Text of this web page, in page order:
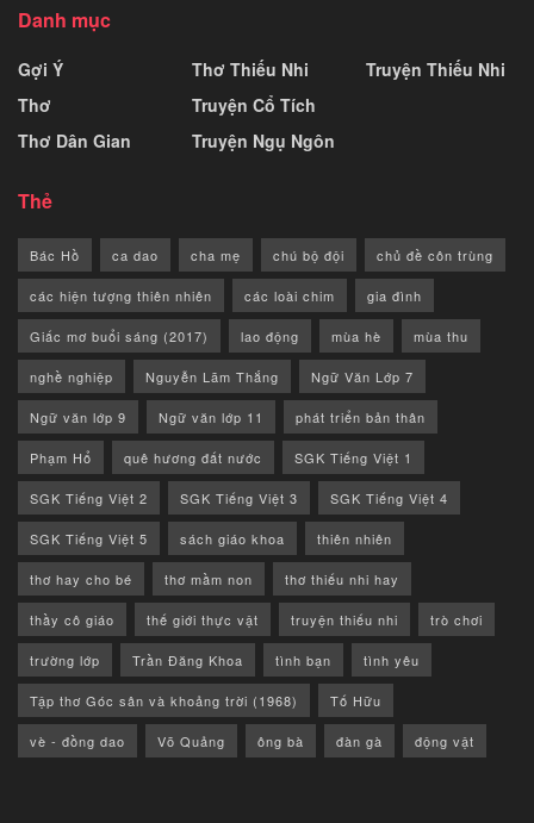
Danh mục
Gợi Ý
Thơ
Thơ Dân Gian
Thơ Thiếu Nhi
Truyện Cổ Tích
Truyện Ngụ Ngôn
Truyện Thiếu Nhi
Thẻ
Bác Hồ ca dao cha mẹ chú bộ đội chủ đề côn trùng
các hiện tượng thiên nhiên các loài chim gia đình
Giấc mơ buổi sáng (2017) lao động mùa hè mùa thu
nghề nghiệp Nguyễn Lãm Thắng Ngữ Văn Lớp 7
Ngữ văn lớp 9 Ngữ văn lớp 11 phát triển bản thân
Phạm Hổ quê hương đất nước SGK Tiếng Việt 1
SGK Tiếng Việt 2 SGK Tiếng Việt 3 SGK Tiếng Việt 4
SGK Tiếng Việt 5 sách giáo khoa thiên nhiên
thơ hay cho bé thơ mầm non thơ thiếu nhi hay
thầy cô giáo thế giới thực vật truyện thiếu nhi trò chơi
trường lớp Trần Đăng Khoa tình bạn tình yêu
Tập thơ Góc sân và khoảng trời (1968) Tố Hữu
vè - đồng dao Võ Quảng ông bà đàn gà động vật